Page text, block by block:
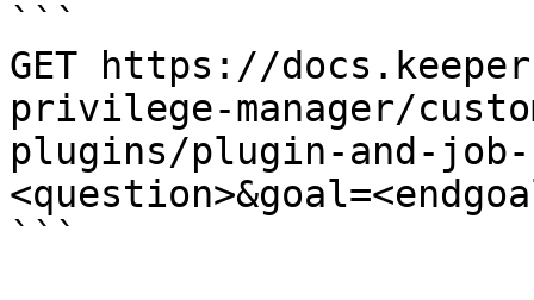
```
GET https://
privilege-manager/
plugins/plugin-and-
```